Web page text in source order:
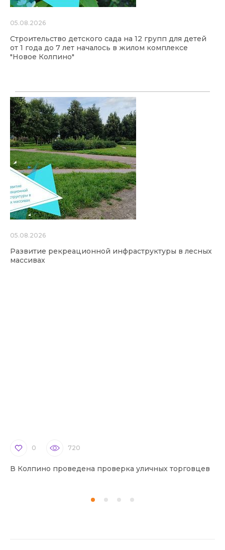
05.08.2026
Строительство детского сада на 12 групп для детей
от 1 года до 7 лет началось в жилом комплексе
"Новое Колпино"
05.08.2026
Развитие рекреационной инфраструктуры в лесных
массивах
0 720
В Колпино проведена проверка уличных торговцев